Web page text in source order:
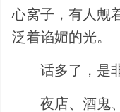
心窝子，有人觍
泛着谄媚的光。
话多了，是
夜店、酒鬼